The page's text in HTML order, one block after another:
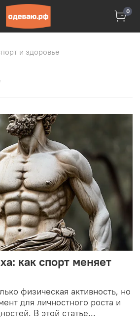
0
и здоровье
как спорт меняет
физическая активность, но
для личностного роста и
В этой статье...